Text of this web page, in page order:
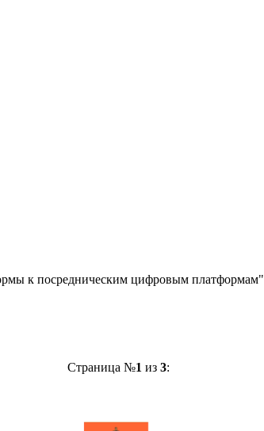
к посредническим цифровым платформам"
Страница №1 из 3: